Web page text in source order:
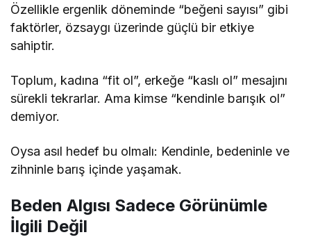
Özellikle ergenlik döneminde “beğeni sayısı” gibi
faktörler, özsaygı üzerinde güçlü bir etkiye
sahiptir.
Toplum, kadına “fit ol”, erkeğe “kaslı ol” mesajını
sürekli tekrarlar. Ama kimse “kendinle barışık ol”
demiyor.
Oysa asıl hedef bu olmalı: Kendinle, bedeninle ve
zihninle barış içinde yaşamak.
Beden Algısı Sadece Görünümle
İlgili Değil